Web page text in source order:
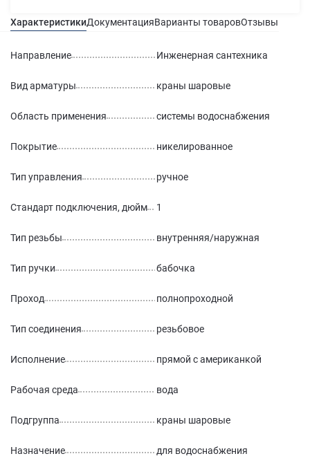
ХарактеристикиДокументацияВарианты товаровОтзывы
Направление Инженерная сантехника
Вид арматуры краны шаровые
Область применения системы водоснабжения
Покрытие никелированное
Тип управления ручное
Стандарт подключения, дюйм 1
Тип резьбы внутренняя/наружная
Тип ручки бабочка
Проход полнопроходной
Тип соединения резьбовое
Исполнение прямой с американкой
Рабочая среда вода
Подгруппа краны шаровые
Назначение для водоснабжения